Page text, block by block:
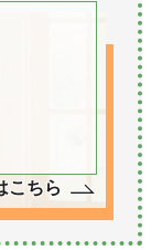
こちら